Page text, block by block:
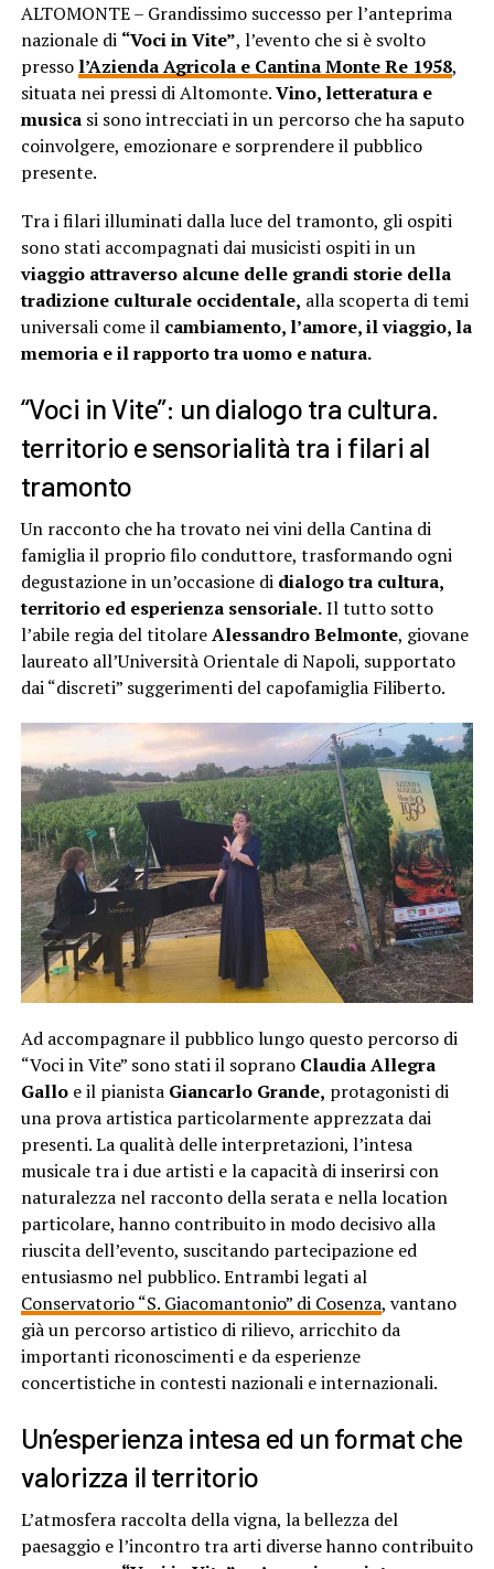
ALTOMONTE – Grandissimo successo per l’anteprima
nazionale di “Voci in Vite”, l’evento che si è svolto
presso l’Azienda Agricola e Cantina Monte Re 1958,
situata nei pressi di Altomonte.Vino, letteratura e
musicasi sono intrecciati in un percorso che ha saputo
coinvolgere, emozionare e sorprendere il pubblico
presente.
Tra i filari illuminati dalla luce del tramonto, gli ospiti
sono stati accompagnati dai musicisti ospiti in un
viaggio attraverso alcune delle grandi storie della
tradizione culturale occidentale, alla scoperta di temi
universali come ilcambiamento, l’amore, il viaggio, la
memoria e il rapporto tra uomo e natura.
“Voci in Vite”: un dialogo tra cultura.
territorio e sensorialità tra i filari al
tramonto
Un racconto che ha trovato nei vini della Cantina di
famiglia il proprio filo conduttore, trasformando ogni
degustazione in un’occasione di dialogo tra cultura,
territorio ed esperienza sensoriale.Il tutto sotto
l’abile regia del titolareAlessandro Belmonte, giovane
laureato all’Università Orientale di Napoli, supportato
dai “discreti” suggerimenti del capofamiglia Filiberto.
Ad accompagnare il pubblico lungo questo percorso di
“Voci in Vite” sono stati il soprano Claudia Allegra
Galloe il pianista Giancarlo Grande, protagonisti di
una prova artistica particolarmente apprezzata dai
presenti. La qualità delle interpretazioni, l’intesa
musicale tra i due artisti e la capacità di inserirsi con
naturalezza nel racconto della serata e nella location
particolare, hanno contribuito in modo decisivo alla
riuscita dell’evento, suscitando partecipazione ed
entusiasmo nel pubblico. Entrambi legati al
Conservatorio “S. Giacomantonio” di Cosenza, vantano
già un percorso artistico di rilievo, arricchito da
importanti riconoscimenti e da esperienze
concertistiche in contesti nazionali e internazionali.
Un’esperienza intesa ed un format che
valorizza il territorio
L’atmosfera raccolta della vigna, la bellezza del
paesaggio e l’incontro tra arti diverse hanno contribuito